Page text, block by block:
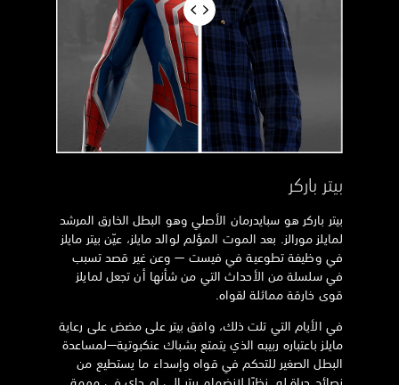
بيتر باركر
بيتر باركر هو سبايدرمان الأصلي وهو البطل الخارق المرشد
لمايلز مورالز. بعد الموت المؤلم لوالد مايلز، عيّن بيتر مايلز
في وظيفة تطوعية في فيست — وعن غير قصد تسبب
في سلسلة من الأحداث التي من شأنها أن تجعل لمايلز
قوى خارقة مماثلة لقواه.
في الأيام التي تلت ذلك، وافق بيتر على مضض على رعاية
مايلز باعتباره ربيبه الذي يتمتع بشباك عنكبوتية—لمساعدة
البطل الصغير للتحكم في قواه وإسداء ما يستطيع من